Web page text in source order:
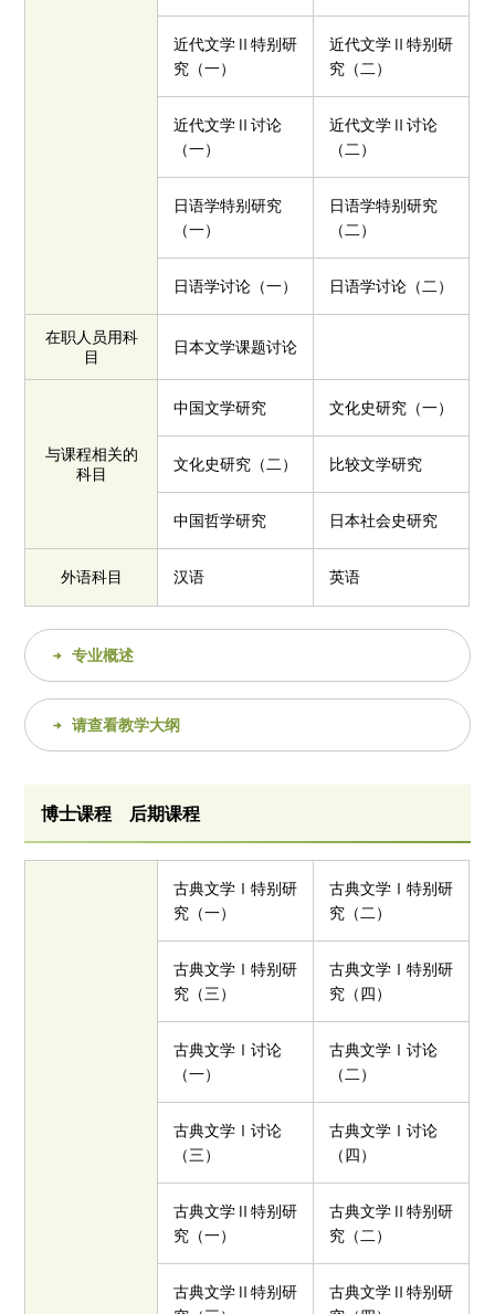
近代文学Ⅱ特别研
究（一）
近代文学Ⅱ特别研
究（二）
近代文学Ⅱ讨论
（一）
近代文学Ⅱ讨论
（二）
日语学特别研究
（一）
日语学特别研究
（二）
日语学讨论（一） 日语学讨论（二）
在职人员用科
目
日本文学课题讨论
与课程相关的
科目
中国文学研究 文化史研究（一）
文化史研究（二） 比较文学研究
中国哲学研究 日本社会史研究
外语科目 汉语 英语
专业概述
请查看教学大纲
博士课程 后期课程
古典文学Ⅰ特别研
究（一）
古典文学Ⅰ特别研
究（二）
古典文学Ⅰ特别研
究（三）
古典文学Ⅰ特别研
究（四）
古典文学Ⅰ讨论
（一）
古典文学Ⅰ讨论
（二）
古典文学Ⅰ讨论
（三）
古典文学Ⅰ讨论
（四）
古典文学Ⅱ特别研
究（一）
古典文学Ⅱ特别研
究（二）
古典文学Ⅱ特别研
古典文学Ⅱ特别研